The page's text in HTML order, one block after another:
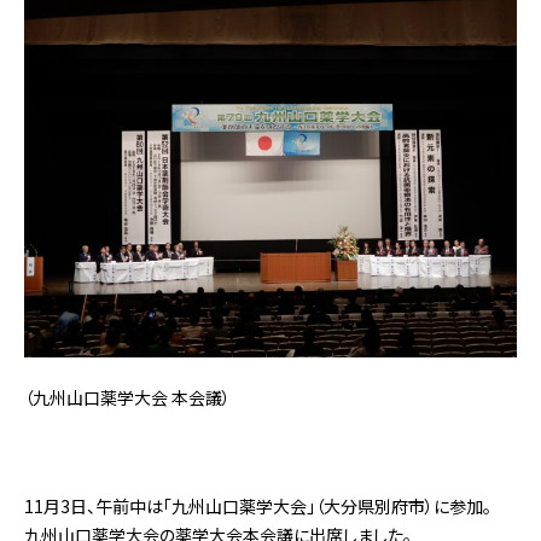
（九州山口薬学大会 本会議）
11月3日、午前中は「九州山口薬学大会」（大分県別府市）に参加。
九州山口薬学大会の薬学大会本会議に出席しました。